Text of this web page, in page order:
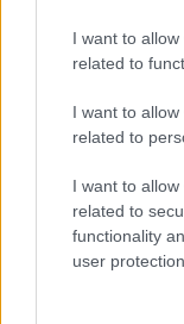
I want to
related to
I want to
related to
I want to
related to
functionality
user protection.
Kedysi boli
vyhnite.
zastaralou
V dome v
majitelia v
Pridajte túto
hladšie a
naše babičky